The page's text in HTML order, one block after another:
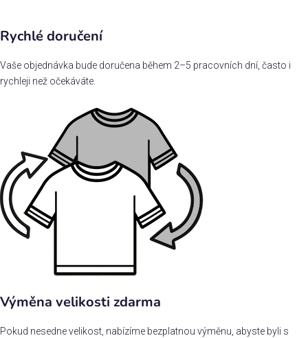
Rychlé doručení
Vaše objednávka bude doručena během 2–5 pracovních dní, často i
rychleji než očekáváte.
Výměna velikosti zdarma
Pokud nesedne velikost, nabízíme bezplatnou výměnu, abyste byli s